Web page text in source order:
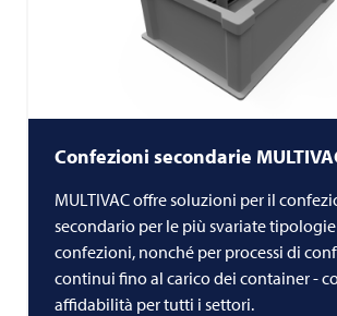
Confezioni secondarie
MULTIVAC offre soluzioni per il
secondario per le più svariate
confezioni, nonché per processi di
continui fino al carico dei container -
affidabilità per tutti i settori.